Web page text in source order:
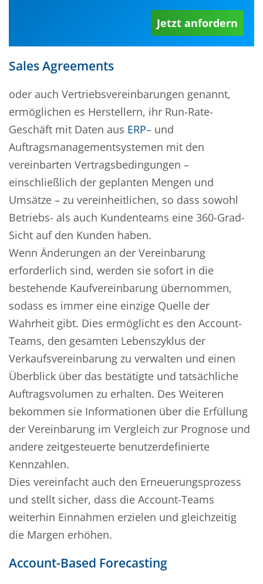
Jetzt anfordern
Sales Agreements
oder auch Vertriebsvereinbarungen genannt,
ermöglichen es Herstellern, ihr Run-Rate-
Geschäft mit Daten aus ERP– und
Auftragsmanagementsystemen mit den
vereinbarten Vertragsbedingungen –
einschließlich der geplanten Mengen und
Umsätze – zu vereinheitlichen, so dass sowohl
Betriebs- als auch Kundenteams eine 360-Grad-
Sicht auf den Kunden haben.
Wenn Änderungen an der Vereinbarung
erforderlich sind, werden sie sofort in die
bestehende Kaufvereinbarung übernommen,
sodass es immer eine einzige Quelle der
Wahrheit gibt. Dies ermöglicht es den Account-
Teams, den gesamten Lebenszyklus der
Verkaufsvereinbarung zu verwalten und einen
Überblick über das bestätigte und tatsächliche
Auftragsvolumen zu erhalten. Des Weiteren
bekommen sie Informationen über die Erfüllung
der Vereinbarung im Vergleich zur Prognose und
andere zeitgesteuerte benutzerdefinierte
Kennzahlen.
Dies vereinfacht auch den Erneuerungsprozess
und stellt sicher, dass die Account-Teams
weiterhin Einnahmen erzielen und gleichzeitig
die Margen erhöhen.
Account-Based Forecasting